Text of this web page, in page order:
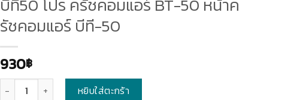
บีที50 โปร ครัชคอมแอร์ BT-50 หน้าค
รัชคอมแอร์ บีที-50
930฿
หยิบใส่ตะกร้า